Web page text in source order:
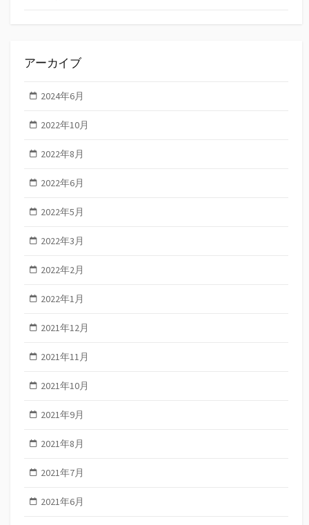
アーカイブ
2024年6月
2022年10月
2022年8月
2022年6月
2022年5月
2022年3月
2022年2月
2022年1月
2021年12月
2021年11月
2021年10月
2021年9月
2021年8月
2021年7月
2021年6月